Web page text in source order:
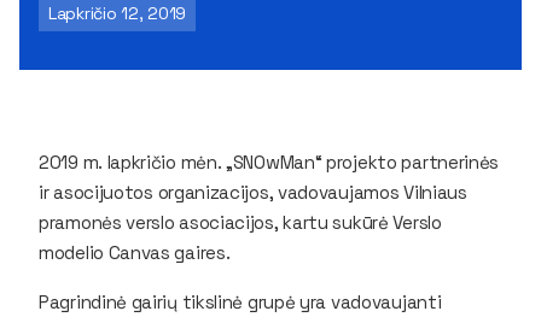
Lapkričio 12, 2019
2019 m. lapkričio mėn. „SNOwMan“ projekto partnerinės
ir asocijuotos organizacijos, vadovaujamos Vilniaus
pramonės verslo asociacijos, kartu sukūrė Verslo
modelio Canvas gaires.
Pagrindinė gairių tikslinė grupė yra vadovaujanti